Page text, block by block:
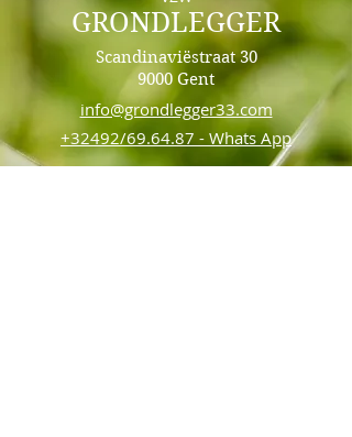
GRONDLEGGER
Scandinaviëstraat 30
9000 Gent
info@grondlegger33.com
+32492/69.64.87 - Whats App
BE868904 4440 7450